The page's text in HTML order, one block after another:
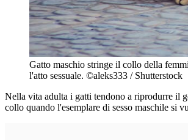
Gatto maschio stringe il collo della
l'atto sessuale. ©aleks333 / Shutterstock
Nella vita adulta i gatti tendono a riprodurre il
collo quando l'esemplare di sesso maschile si